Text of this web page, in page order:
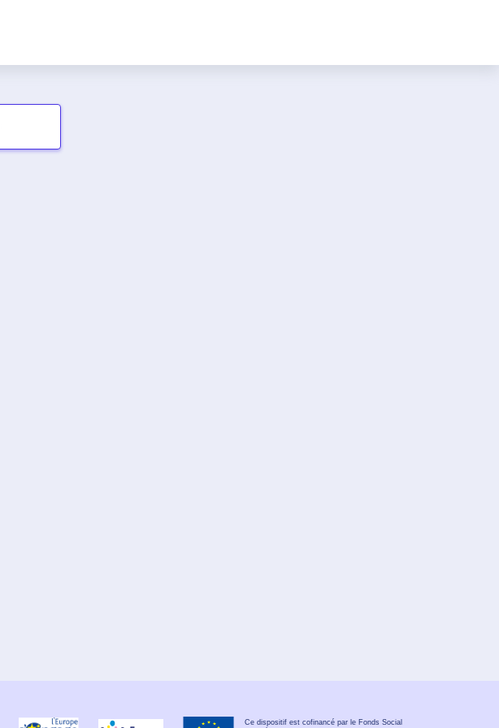
Ce dispositif est cofinancé par le Fonds Social